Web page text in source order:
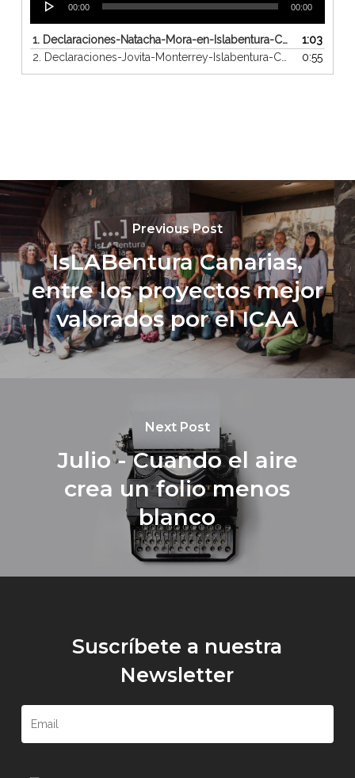
00:00 00:00
1. Declaraciones-Natacha-Mora-en-Islabentura-Canarias
1:03
2.
Declaraciones-Jovita-Monterrey-Islabentura-Canarias 0:55
Previous Post
IsLABentura Canarias,
entre los proyectos mejor
valorados por el ICAA
Next Post
Julio - Cuando el aire
crea un folio menos
blanco
Suscríbete a nuestra
Newsletter